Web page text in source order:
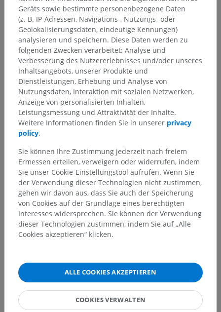
Anatomische Hierarchie
Anatomie des Menschen 1
Systematische Anatomie> Nervensystem >
Zentraler Abschnitt; Zentralnervensystem> Gehirn>
Rautenhirn>
Verlängertes Rückenmark; Nachhirn; Bulbärhirn>
Graue Substanz > Schneckenkerne
Darunterliegende Strukturen:
Hinterer Schnekenkern
Vorderer Schnekenkern
Anatomie des Menschen
Geräts sowie bestimmte personenbezogene Daten
(z. B. IP-Adressen, Navigations-, Nutzungs- oder
Geolokalisierungsdaten, eindeutige Kennungen)
analysieren und speichern. Diese Daten werden zu
folgenden Zwecken verarbeitet: Analyse und
Verbesserung des Nutzererlebnisses und/oder unseres
Inhaltsangebots, unserer Produkte und
Dienstleistungen, Erhebung und Analyse von
Nutzungsdaten, Interaktion mit sozialen Netzwerken,
Anzeige von personalisierten Inhalten,
Leistungsmessung und Attraktivität der Inhalte.
Weitere Informationen finden Sie in unserer privacy
policy.
Sie können Ihre Zustimmung jederzeit nach freiem
Ermessen erteilen, verweigern oder widerrufen, indem
Sie unser Cookie-Einstellungstool aufrufen. Wenn Sie
der Verwendung dieser Technologien nicht zustimmen,
gehen wir davon aus, dass Sie auch der Speicherung
von Cookies auf der Grundlage eines berechtigten
Interesses widersprechen. Sie können der Verwendung
dieser Technologien zustimmen, indem Sie auf „Alle
Cookies akzeptieren“ klicken.
ALLE COOKIES AKZEPTIEREN
COOKIES VERWALTEN